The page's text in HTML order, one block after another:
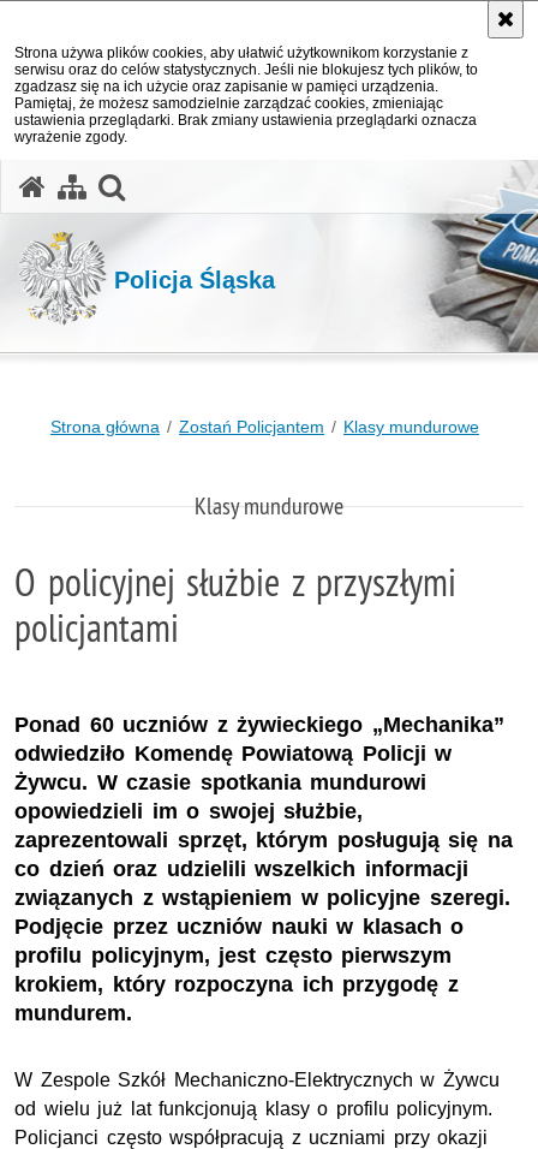
Strona używa plików cookies, aby ułatwić użytkownikom korzystanie z
serwisu oraz do celów statystycznych. Jeśli nie blokujesz tych plików, to
zgadzasz się na ich użycie oraz zapisanie w pamięci urządzenia.
Pamiętaj, że możesz samodzielnie zarządzać cookies, zmieniając
ustawienia przeglądarki. Brak zmiany ustawienia przeglądarki oznacza
wyrażenie zgody.
Policja Śląska
Strona główna Zostań Policjantem Klasy mundurowe
Klasy mundurowe
O policyjnej służbie z przyszłymi
policjantami
Ponad 60 uczniów z żywieckiego „Mechanika”
odwiedziło Komendę Powiatową Policji w
Żywcu. W czasie spotkania mundurowi
opowiedzieli im o swojej służbie,
zaprezentowali sprzęt, którym posługują się na
co dzień oraz udzielili wszelkich informacji
związanych z wstąpieniem w policyjne szeregi.
Podjęcie przez uczniów nauki w klasach o
profilu policyjnym, jest często pierwszym
krokiem, który rozpoczyna ich przygodę z
mundurem.
W Zespole Szkół Mechaniczno-Elektrycznych w Żywcu
od wielu już lat funkcjonują klasy o profilu policyjnym.
Policjanci często współpracują z uczniami przy okazji